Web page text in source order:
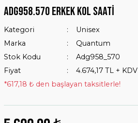
Adg958.570 Erkek Kol Saati
Kategori
Unisex
Marka
Quantum
Stok Kodu
Adg958_570
Fiyat
4.674,17 TL + KDV
*617,18 ₺ den başlayan taksitlerle!